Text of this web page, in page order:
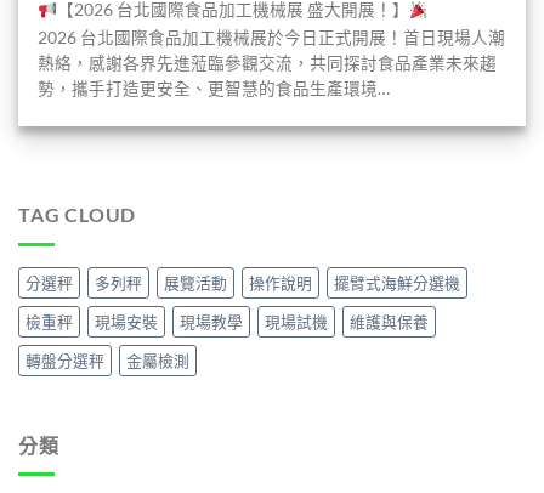
【2026 台北國際食品加工機械展 盛大開展！】
2026 台北國際食品加工機械展於今日正式開展！首日現場人潮
熱絡，感謝各界先進蒞臨參觀交流，共同探討食品產業未來趨
勢，攜手打造更安全、更智慧的食品生產環境…
TAG CLOUD
分選秤 多列秤 展覽活動 操作說明
擺臂式海鮮分選機
檢重秤
現場安裝 現場教學 現場試機
維護與保養
轉盤分選秤
金屬檢測
分類